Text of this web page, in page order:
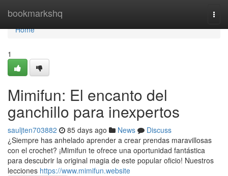
bookmarkshq
Home
Home
1
Mimifun: El encanto del
ganchillo para inexpertos
sauljten703882 85 days ago News
Discuss
¿Siempre has anhelado aprender a crear prendas maravillosas
con el crochet? ¡Mimifun te ofrece una oportunidad fantástica
para descubrir la original magia de este popular oficio! Nuestros
lecciones https://www.mimifun.website